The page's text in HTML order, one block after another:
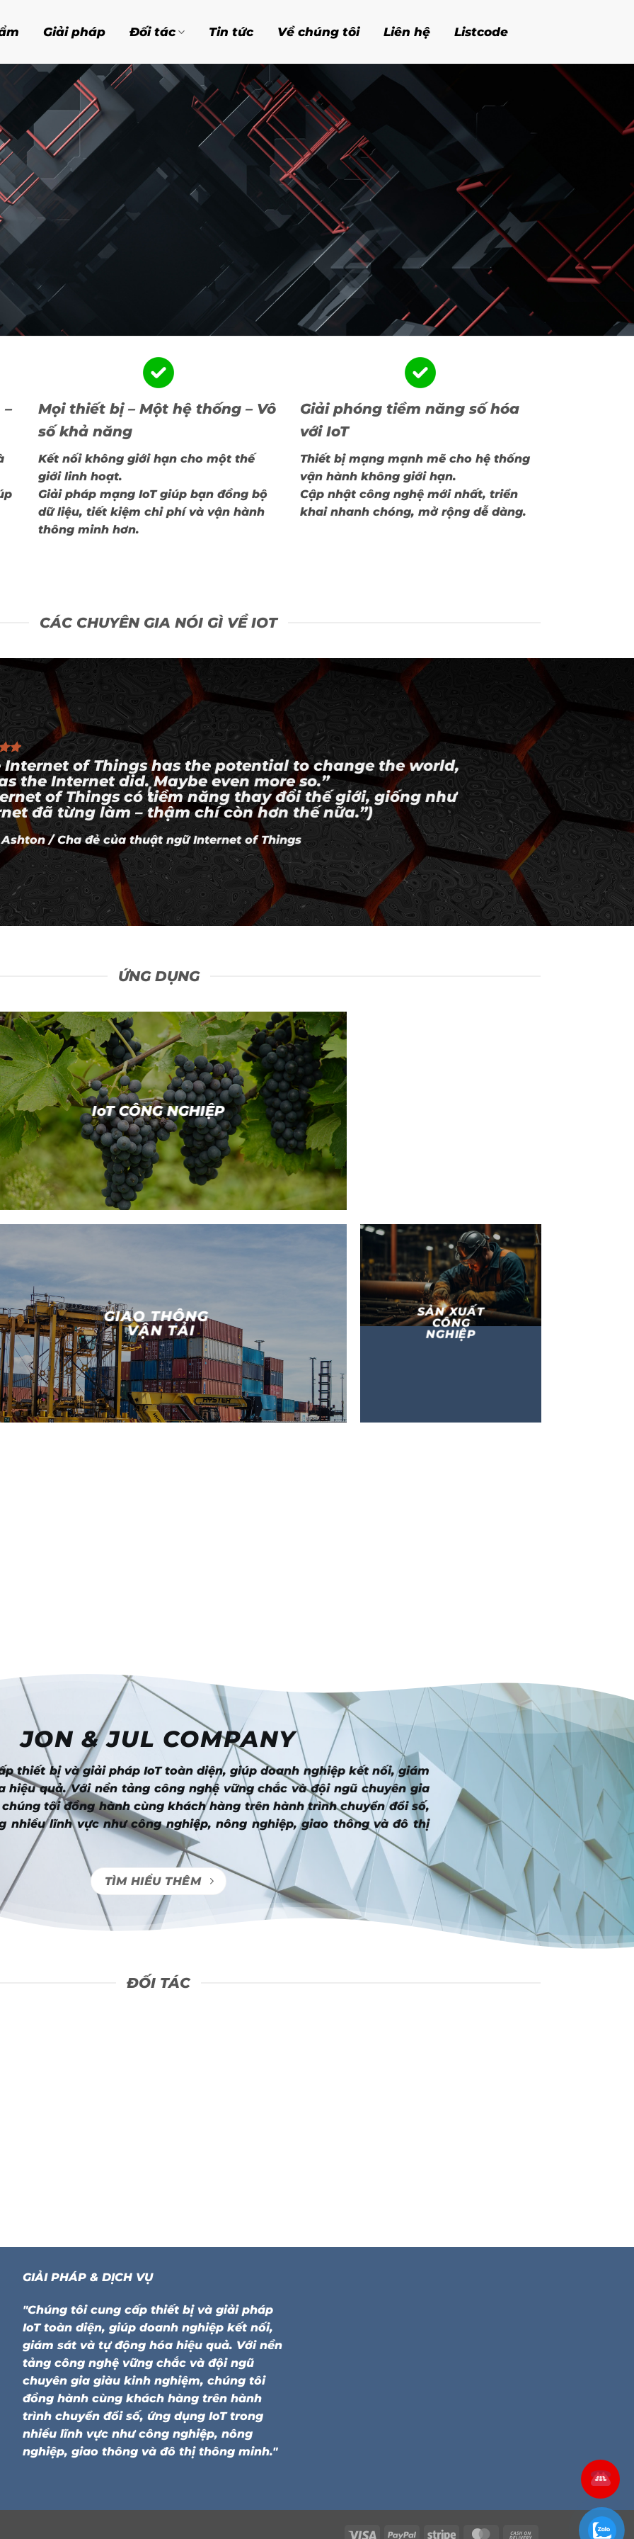
Giải pháp Đối tác Tin tức Về chúng tôi Liên hệ Listcode
THÔNG MINH
KỶ NGUYÊN
IOT
khiển – chúng tôi mang đến giải pháp kết nối vạn vật mạnh mẽ và linh hoạt, giúp doanh nghiệp
dựng hệ sinh thái IoT thông minh, sẵn sàng cho tương lai số hóa.”
Mọi thiết bị – Một hệ thống – Vô
số khả năng
Kết nối không giới hạn cho một thế
giới linh hoạt.
Giải pháp mạng IoT giúp bạn đồng bộ
dữ liệu, tiết kiệm chi phí và vận hành
thông minh hơn.
Giải phóng tiềm năng số hóa
với IoT
Thiết bị mạng mạnh mẽ cho hệ thống
vận hành không giới hạn.
Cập nhật công nghệ mới nhất, triển
khai nhanh chóng, mở rộng dễ dàng.
CÁC CHUYÊN GIA NÓI GÌ VỀ IOT
Internet of Things has the potential to change the world,
the Internet did. Maybe even more so.”
of Things có tiềm năng thay đổi thế giới, giống như
đã từng làm – thậm chí còn hơn thế nữa.”)
/Cha đẻ của thuật ngữ Internet of Things
ỨNG DỤNG
IoT CÔNG NGHIỆP
GIAO THÔNG
VẬN TẢI
SẢN XUẤT
CÔNG
NGHIỆP
JON & JUL COMPANY
thiết bị và giải pháp IoT toàn diện, giúp doanh nghiệp kết nối, giám
hiệu quả. Với nền tảng công nghệ vững chắc và đội ngũ chuyên gia
tôi đồng hành cùng khách hàng trên hành trình chuyển đổi số,
nhiều lĩnh vực như công nghiệp, nông nghiệp, giao thông và đô thị
TÌM HIỂU THÊM
ĐỐI TÁC
GIẢI PHÁP & DỊCH VỤ
"Chúng tôi cung cấp thiết bị và giải pháp
IoT toàn diện, giúp doanh nghiệp kết nối,
giám sát và tự động hóa hiệu quả. Với nền
tảng công nghệ vững chắc và đội ngũ
chuyên gia giàu kinh nghiệm, chúng tôi
đồng hành cùng khách hàng trên hành
trình chuyển đổi số, ứng dụng IoT trong
nhiều lĩnh vực như công nghiệp, nông
nghiệp, giao thông và đô thị thông minh."
Visa PayPalStripe MasterCard